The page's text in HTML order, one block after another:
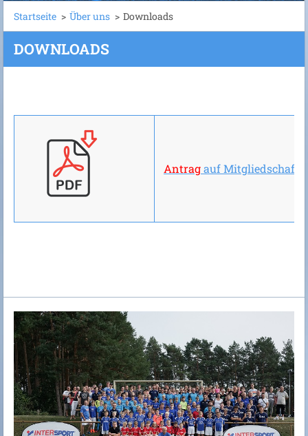
Startseite > Über uns > Downloads
DOWNLOADS
Antragauf Mitgliedschaft